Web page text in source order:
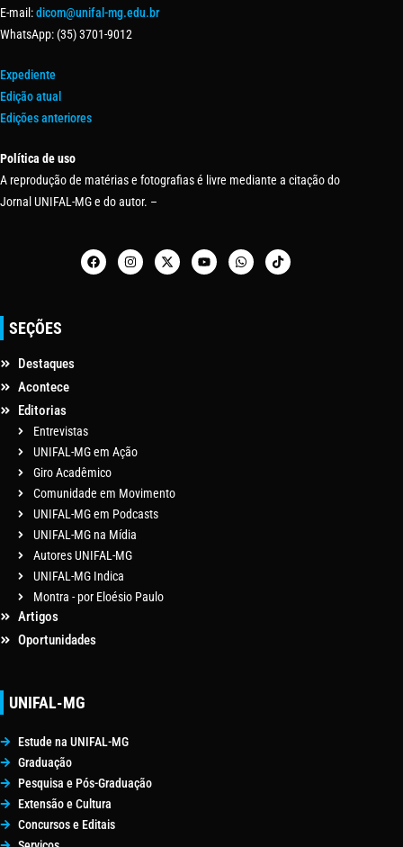
E-mail:dicom@unifal-mg.edu.br
WhatsApp: (35) 3701-9012
Expediente
Edição atual
Edições anteriores
Política de uso
A reprodução de matérias e fotografias é livre mediante a citação do
Jornal UNIFAL-MG e do autor. –
SEÇÕES
Destaques
Acontece
Editorias
Entrevistas
UNIFAL-MG em Ação
Giro Acadêmico
Comunidade em Movimento
UNIFAL-MG em Podcasts
UNIFAL-MG na Mídia
Autores UNIFAL-MG
UNIFAL-MG Indica
Montra - por Eloésio Paulo
Artigos
Oportunidades
UNIFAL-MG
Estude na UNIFAL-MG
Graduação
Pesquisa e Pós-Graduação
Extensão e Cultura
Concursos e Editais